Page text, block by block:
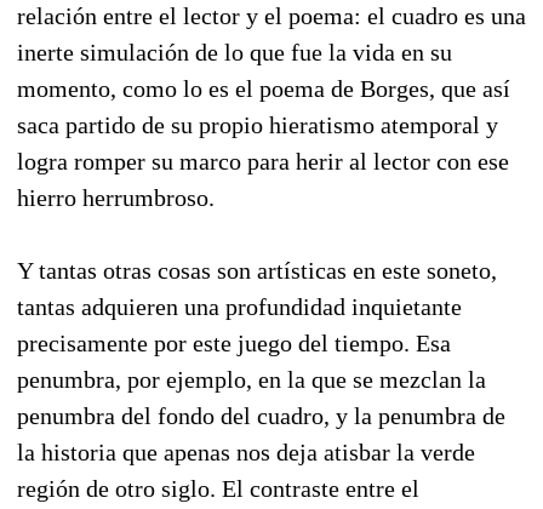
relación entre el lector y el poema: el cuadro es una
inerte simulación de lo que fue la vida en su
momento, como lo es el poema de Borges, que así
saca partido de su propio hieratismo atemporal y
logra romper su marco para herir al lector con ese
hierro herrumbroso.
Y tantas otras cosas son artísticas en este soneto,
tantas adquieren una profundidad inquietante
precisamente por este juego del tiempo. Esa
penumbra, por ejemplo, en la que se mezclan la
penumbra del fondo del cuadro, y la penumbra de
la historia que apenas nos deja atisbar la verde
región de otro siglo. El contraste entre el